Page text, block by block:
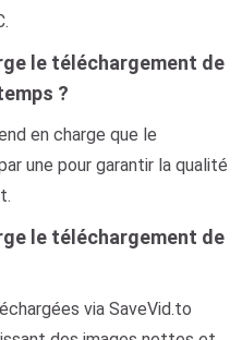
le téléchargement de
?
en charge que le
une pour garantir la qualité
le téléchargement de
via SaveVid.to